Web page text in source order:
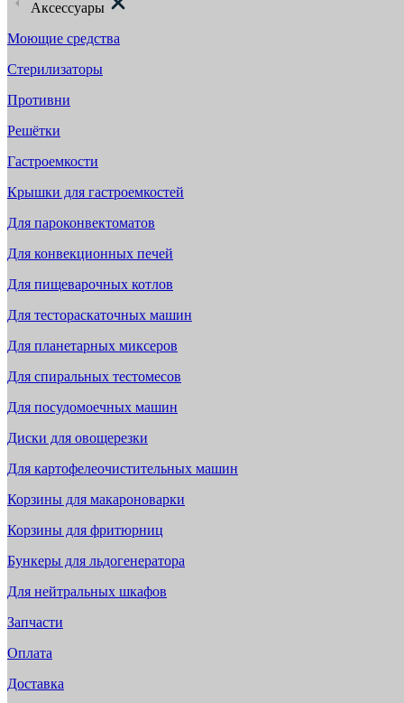
Аксессуары
Моющие средства
Стерилизаторы
Противни
Решётки
Гастроемкости
Крышки для гастроемкостей
Для пароконвектоматов
Для конвекционных печей
Для пищеварочных котлов
Для тестораскаточных машин
Для планетарных миксеров
Для спиральных тестомесов
Для посудомоечных машин
Диски для овощерезки
Для картофелеочистительных машин
Корзины для макароноварки
Корзины для фритюрниц
Бункеры для льдогенератора
Для нейтральных шкафов
Запчасти
Оплата
Доставка